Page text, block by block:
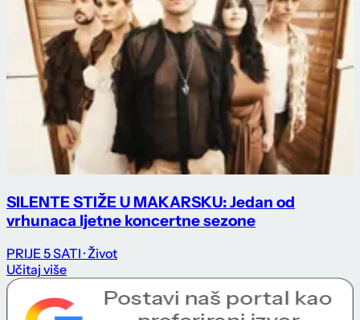
SILENTE STIŽE U MAKARSKU: Jedan od
vrhunaca ljetne koncertne sezone
PRIJE 5 SATI · Život
Učitaj više